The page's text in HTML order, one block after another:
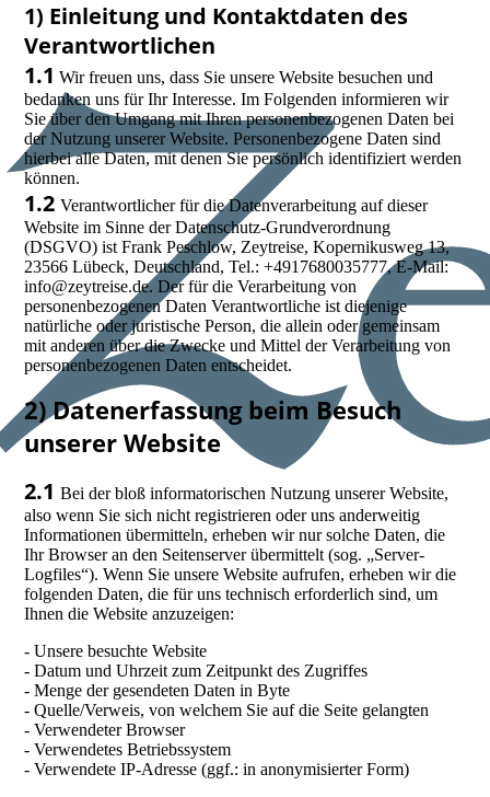
1) Einleitung und Kontaktdaten des
Verantwortlichen
1.1 Wir freuen uns, dass Sie unsere Website besuchen und
bedanken uns für Ihr Interesse. Im Folgenden informieren wir
Sie über den Umgang mit Ihren personenbezogenen Daten bei
der Nutzung unserer Website. Personenbezogene Daten sind
hierbei alle Daten, mit denen Sie persönlich identifiziert werden
können.
1.2 Verantwortlicher für die Datenverarbeitung auf dieser
Website im Sinne der Datenschutz-Grundverordnung
(DSGVO) ist Frank Peschlow, Zeytreise, Kopernikusweg 13,
23566 Lübeck, Deutschland, Tel.: +4917680035777, E-Mail:
info@zeytreise.de. Der für die Verarbeitung von
personenbezogenen Daten Verantwortliche ist diejenige
natürliche oder juristische Person, die allein oder gemeinsam
mit anderen über die Zwecke und Mittel der Verarbeitung von
personenbezogenen Daten entscheidet.
2) Datenerfassung beim Besuch
unserer Website
2.1Bei der bloß informatorischen Nutzung unserer Website,
also wenn Sie sich nicht registrieren oder uns anderweitig
Informationen übermitteln, erheben wir nur solche Daten, die
Ihr Browser an den Seitenserver übermittelt (sog. „Server-
Logfiles“). Wenn Sie unsere Website aufrufen, erheben wir die
folgenden Daten, die für uns technisch erforderlich sind, um
Ihnen die Website anzuzeigen:
- Unsere besuchte Website
- Datum und Uhrzeit zum Zeitpunkt des Zugriffes
- Menge der gesendeten Daten in Byte
- Quelle/Verweis, von welchem Sie auf die Seite gelangten
- Verwendeter Browser
- Verwendetes Betriebssystem
- Verwendete IP-Adresse (ggf.: in anonymisierter Form)